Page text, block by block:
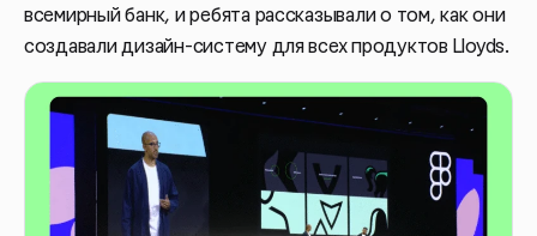
всемирный банк, и ребята рассказывали о том, как они
создавали дизайн-систему для всех продуктов Lloyds.